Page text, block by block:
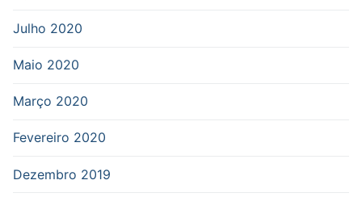
Julho 2020
Maio 2020
Março 2020
Fevereiro 2020
Dezembro 2019